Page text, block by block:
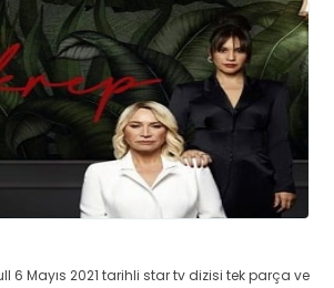
6 Mayıs 2021 tarihli star tv dizisi tek parça ve